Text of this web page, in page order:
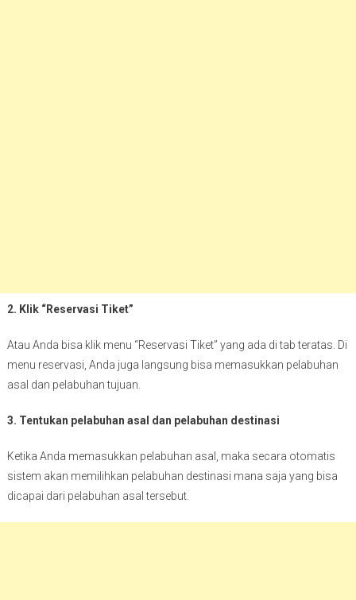
2. Klik “Reservasi Tiket”
Atau Anda bisa klik menu “Reservasi Tiket” yang ada di tab teratas. Di
menu reservasi, Anda juga langsung bisa memasukkan pelabuhan
asal dan pelabuhan tujuan.
3. Tentukan pelabuhan asal dan pelabuhan destinasi
Ketika Anda memasukkan pelabuhan asal, maka secara otomatis
sistem akan memilihkan pelabuhan destinasi mana saja yang bisa
dicapai dari pelabuhan asal tersebut.